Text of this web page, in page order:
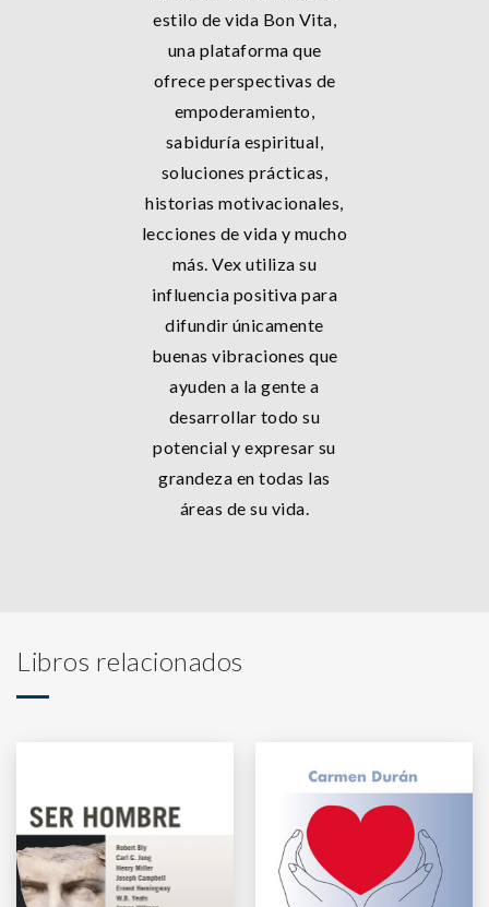
estilo de vida Bon Vita,
una plataforma que
ofrece perspectivas de
empoderamiento,
sabiduría espiritual,
soluciones prácticas,
historias motivacionales,
lecciones de vida y mucho
más. Vex utiliza su
influencia positiva para
difundir únicamente
buenas vibraciones que
ayuden a la gente a
desarrollar todo su
potencial y expresar su
grandeza en todas las
áreas de su vida.
Libros relacionados